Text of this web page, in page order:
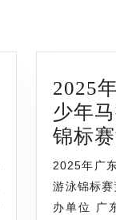
2025
少年
锦标
2025年广
游泳锦标
办单位 广